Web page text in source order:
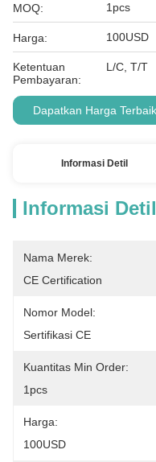
MOQ: 1pcs
Harga: 100USD
Ketentuan
Pembayaran:
L/C, T/T
Dapatkan Harga Terbaik
Informasi Detil
Informasi Detil
Nama Merek:
CE Certification
Nomor Model:
Sertifikasi CE
Kuantitas Min Order:
1pcs
Harga:
100USD